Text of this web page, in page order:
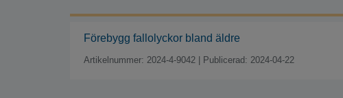
Förebygg fallolyckor bland äldre
Artikelnummer: 2024-4-9042 Publicerad: 2024-04-22